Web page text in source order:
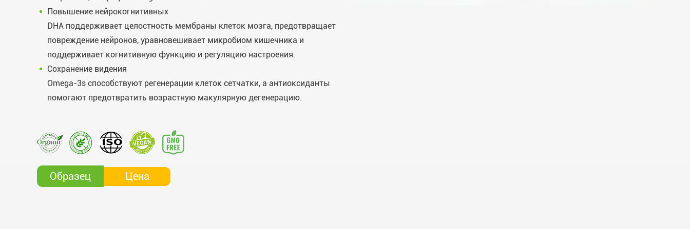
Повышение нейрокогнитивных
DHA поддерживает целостность мембраны клеток мозга, предотвращает
повреждение нейронов, уравновешивает микробиом кишечника и
поддерживает когнитивную функцию и регуляцию настроения.
Сохранение видения
Omega-3s способствуют регенерации клеток сетчатки, а антиоксиданты
помогают предотвратить возрастную макулярную дегенерацию.
Образец Цена